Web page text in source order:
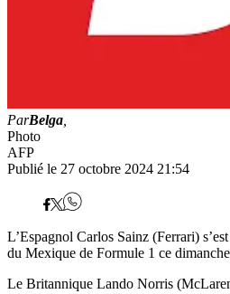
ParBelga
Photo
AFP
Publié le 27 octobre 2024 21:54
L’Espagnol Carlos Sainz (Ferrari)
du Mexique de Formule 1 ce
Le Britannique Lando Norris